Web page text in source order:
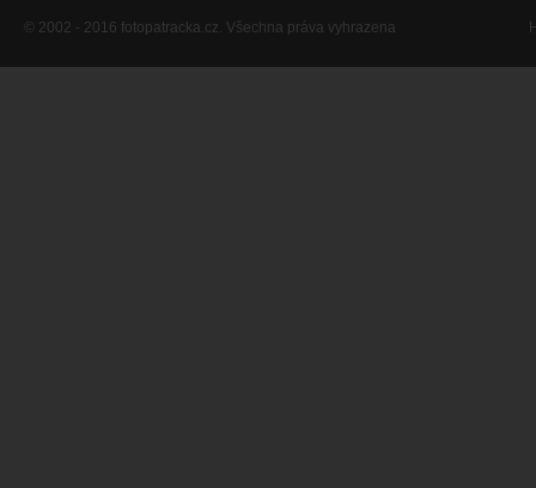
© 2002 - 2016 fotopatracka.cz. Všechna práva vyhrazena